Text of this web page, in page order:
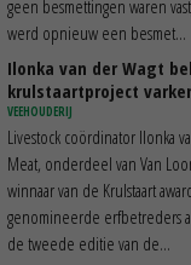
geen besmettingen waren
werd opnieuw een besmet...
Ilonka van der Wagt
krulstaartproject
VEEHOUDERIJ
Livestock coördinator Ilonka
Meat, onderdeel van Van
winnaar van de Krulstaart
genomineerde erfbetreders
de tweede editie van de...